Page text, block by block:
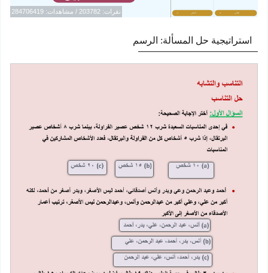
نقرات: 203782 / مشاهدات: 284706419
استراتيجية حل المسألة: الرسم